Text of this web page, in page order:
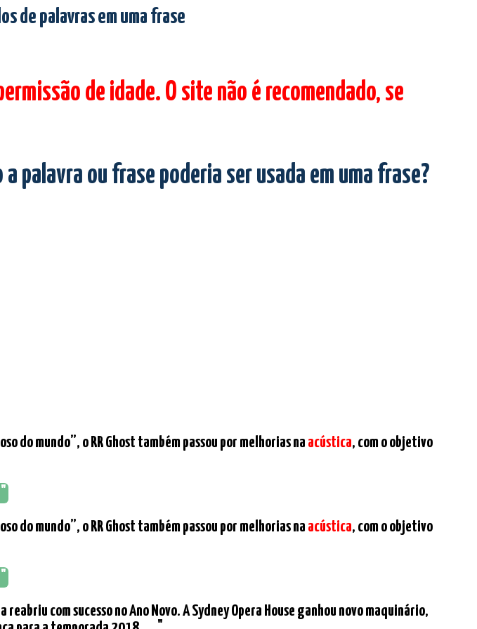
de palavras em uma frase
de idade. O site não é recomendado, se
palavra ou frase poderia ser usada em uma frase?
do mundo”, o RR Ghost também passou por melhorias na acústica, com o objetivo
do mundo”, o RR Ghost também passou por melhorias na acústica, com o objetivo
com sucesso no Ano Novo. A Sydney Opera House ganhou novo maquinário,